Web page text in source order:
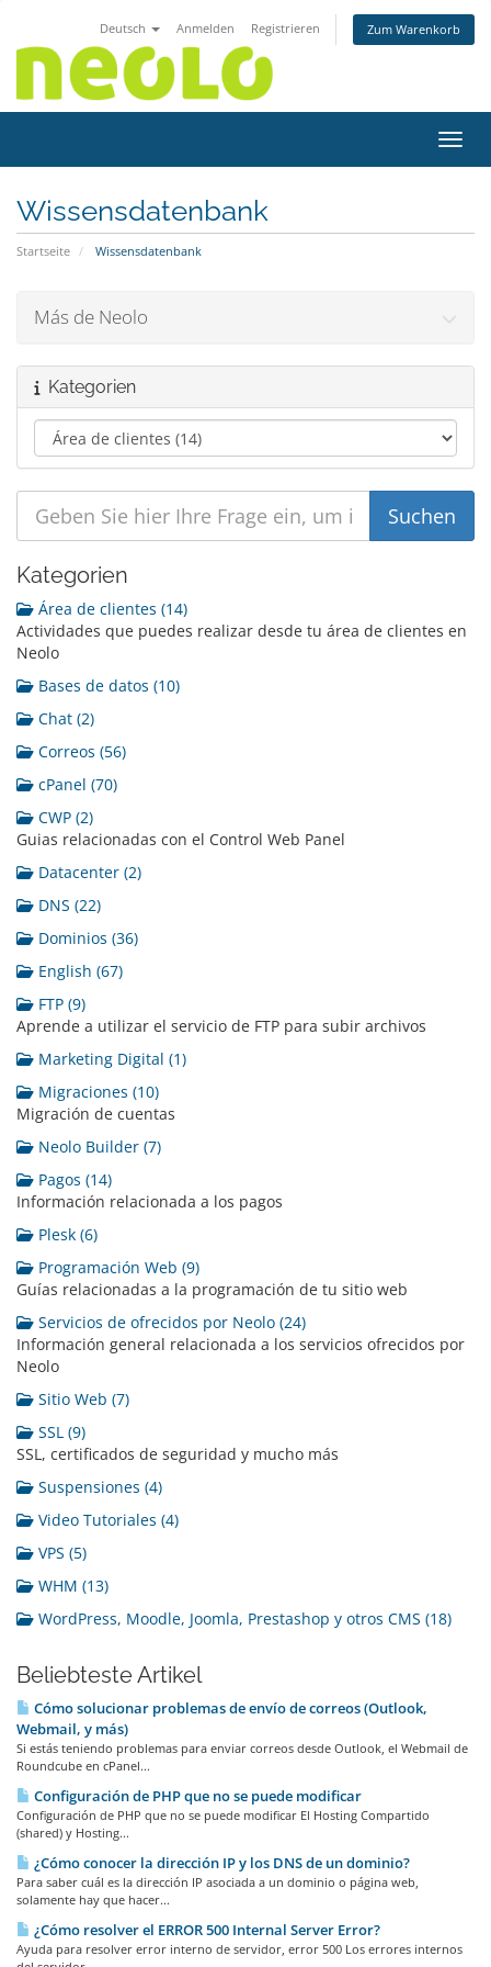
Deutsch Anmelden Registrieren Zum Warenkorb
Wissensdatenbank
Startseite Wissensdatenbank
Más de Neolo
Kategorien
Kategorien
Área de clientes (14)
Actividades que puedes realizar desde tu área de clientes en
Neolo
Bases de datos (10)
Chat (2)
Correos (56)
cPanel (70)
CWP (2)
Guias relacionadas con el Control Web Panel
Datacenter (2)
DNS (22)
Dominios (36)
English (67)
FTP (9)
Aprende a utilizar el servicio de FTP para subir archivos
Marketing Digital (1)
Migraciones (10)
Migración de cuentas
Neolo Builder (7)
Pagos (14)
Información relacionada a los pagos
Plesk (6)
Programación Web (9)
Guías relacionadas a la programación de tu sitio web
Servicios de ofrecidos por Neolo (24)
Información general relacionada a los servicios ofrecidos por
Neolo
Sitio Web (7)
SSL (9)
SSL, certificados de seguridad y mucho más
Suspensiones (4)
Video Tutoriales (4)
VPS (5)
WHM (13)
WordPress, Moodle, Joomla, Prestashop y otros CMS (18)
Beliebteste Artikel
Cómo solucionar problemas de envío de correos (Outlook,
Webmail, y más)
Si estás teniendo problemas para enviar correos desde Outlook, el Webmail de
Roundcube en cPanel...
Configuración de PHP que no se puede modificar
Configuración de PHP que no se puede modificar El Hosting Compartido
(shared) y Hosting...
¿Cómo conocer la dirección IP y los DNS de un dominio?
Para saber cuál es la dirección IP asociada a un dominio o página web,
solamente hay que hacer...
¿Cómo resolver el ERROR 500 Internal Server Error?
Ayuda para resolver error interno de servidor, error 500 Los errores internos